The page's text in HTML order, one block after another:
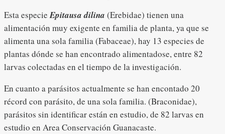
Esta especieEpitausa dilina (Erebidae) tienen una
alimentación muy exigente en familia de planta, ya que se
alimenta una sola familia (Fabaceae), hay 13 especies de
plantas dónde se han encontrado alimentadose, entre 82
larvas colectadas en el tiempo de la investigación.
En cuanto a parásitos actualmente se han encontado 20
récord con parásito, de una sola familia. (Braconidae),
parásitos sin identificar están en estudio, de 82 larvas en
estudio en Area Conservación Guanacaste.